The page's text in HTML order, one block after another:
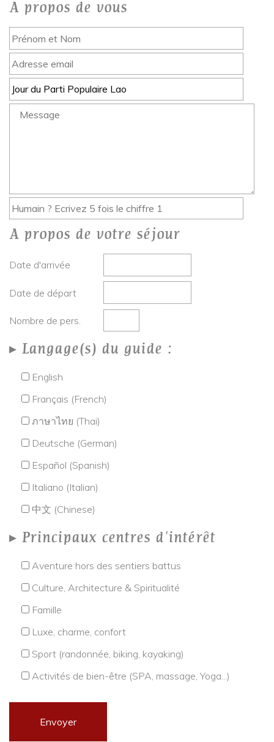
A propos de vous
A propos de votre séjour
Date d'arrivée
Date de départ
Nombre de pers.
Langage(s) du guide :
English
Français (French)
ภาษาไทย (Thai)
Deutsche (German)
Español (Spanish)
Italiano (Italian)
中文 (Chinese)
Principaux centres d'intérêt
Aventure hors des sentiers battus
Culture, Architecture & Spiritualité
Famille
Luxe, charme, confort
Sport (randonnée, biking, kayaking)
Activités de bien-être (SPA, massage, Yoga...)